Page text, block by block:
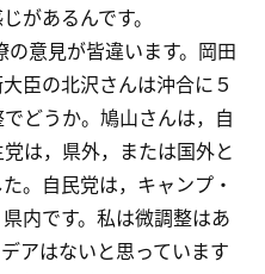
があるんです。
意見が皆違います。岡田
臣の北沢さんは沖合に５
どうか。鳩山さんは，自
は，県外，または国外と
。自民党は，キャンプ・
内です。私は微調整はあ
アはないと思っています